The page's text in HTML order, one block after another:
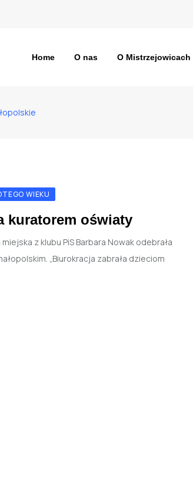
Home O nas O Mistrzejowicach
WIEKU
kuratorem oświaty
z klubu PiS Barbara Nowak odebrała
„Biurokracja zabrała dzieciom